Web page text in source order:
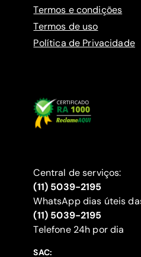
Termos e condições
Termos de uso
Política de Privacidade
Central de serviços:
(11) 5039-2195
WhatsApp dias úteis
(11) 5039-2195
‍Telefone 24h por dia
SAC: